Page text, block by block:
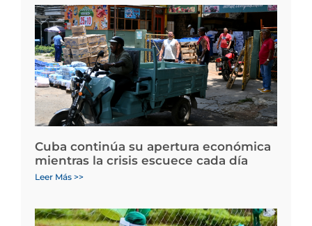
Cuba continúa su apertura económica
mientras la crisis escuece cada día
Leer Más >>